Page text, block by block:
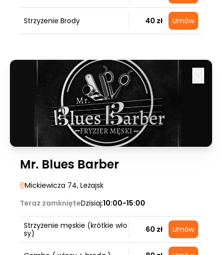
Strzyżenie Brody 40 zł Umów
Mr. Blues Barber
Mickiewicza 74, Leżajsk
Teraz zamknięteDzisiaj:10:00-15:00
Strzyżenie męskie (krótkie wło
sy)
60 zł Umów